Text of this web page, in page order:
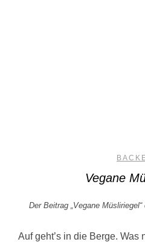
Vegane
Der Beitrag „Vegane
Auf geht’s in die Berge. Was